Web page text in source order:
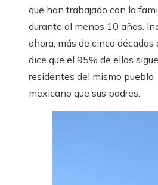
que han trabajado con la
durante al menos 10 años.
ahora, más de cinco décadas
dice que el 95% de ellos
residentes del mismo pueblo
mexicano que sus padres.